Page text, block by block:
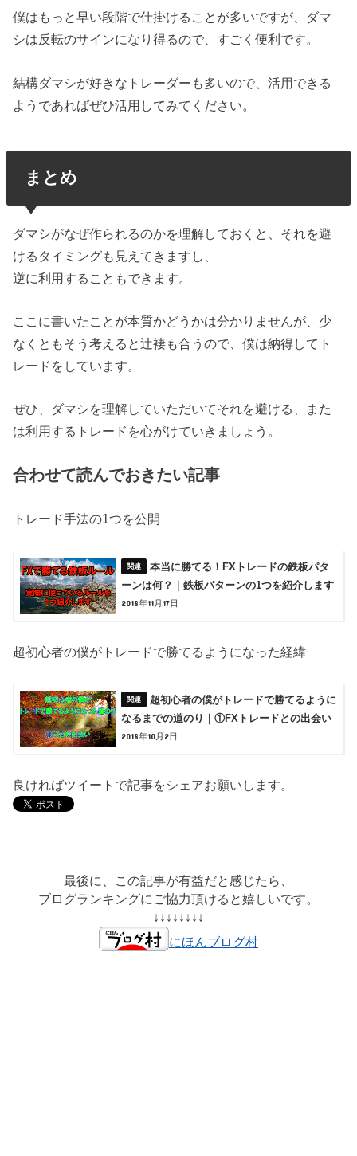
僕はもっと早い段階で仕掛けることが多いですが、ダマ
シは反転のサインになり得るので、すごく便利です。
結構ダマシが好きなトレーダーも多いので、活用できる
ようであればぜひ活用してみてください。
まとめ
ダマシがなぜ作られるのかを理解しておくと、それを避
けるタイミングも見えてきますし、
逆に利用することもできます。
ここに書いたことが本質かどうかは分かりませんが、少
なくともそう考えると辻褄も合うので、僕は納得してト
レードをしています。
ぜひ、ダマシを理解していただいてそれを避ける、また
は利用するトレードを心がけていきましょう。
合わせて読んでおきたい記事
トレード手法の1つを公開
本当に勝てる！FXトレードの鉄板パタ
ーンは何？｜鉄板パターンの1つを紹介します
2018年11月17日
超初心者の僕がトレードで勝てるようになった経緯
超初心者の僕がトレードで勝てるように
なるまでの道のり｜①FXトレードとの出会い
2018年10月2日
良ければツイートで記事をシェアお願いします。
最後に、この記事が有益だと感じたら、
ブログランキングにご協力頂けると嬉しいです。
↓↓↓↓↓↓↓↓
にほんブログ村